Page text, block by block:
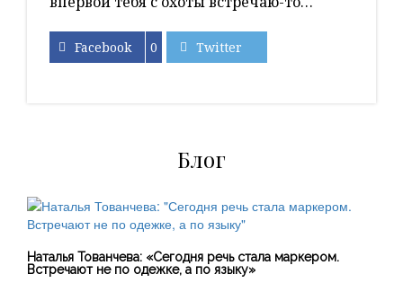
Facebook 0 Twitter
Блог
Наталья Тованчева: «Сегодня речь стала маркером.
Встречают не по одежке, а по языку»